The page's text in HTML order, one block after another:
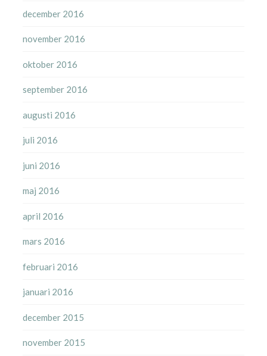
december 2016
november 2016
oktober 2016
september 2016
augusti 2016
juli 2016
juni 2016
maj 2016
april 2016
mars 2016
februari 2016
januari 2016
december 2015
november 2015